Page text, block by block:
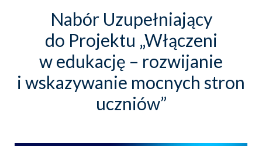
Nabór Uzupełniający
do Projektu „Włączeni
w edukację – rozwijanie
i wskazywanie mocnych stron
uczniów”